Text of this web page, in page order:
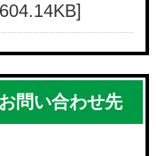
問い合わせ先